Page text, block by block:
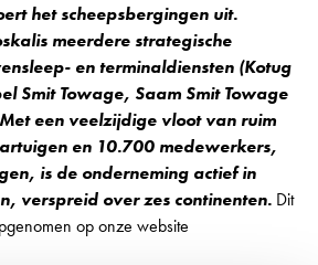
het scheepsbergingen uit.
meerdere strategische
en terminaldiensten (Kotug
Smit Towage, Saam Smit Towage
een veelzijdige vloot van ruim
en 10.700 medewerkers,
is de onderneming actief in
verspreid over zes continenten. Dit
op onze website